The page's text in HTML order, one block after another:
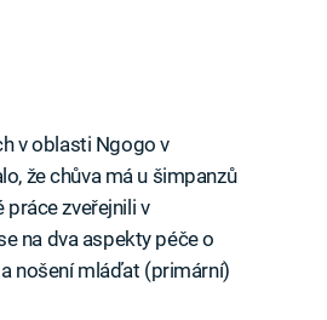
v oblasti Ngogo v
že chůva má u šimpanzů
zveřejnili v
na dva aspekty péče o
nošení mláďat (primární)